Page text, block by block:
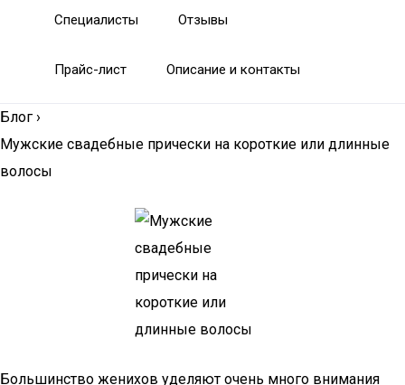
Специалисты Отзывы
Прайс-лист Описание и контакты
Блог ›
Мужские свадебные прически на короткие или длинные
волосы
Большинство женихов уделяют очень много внимания